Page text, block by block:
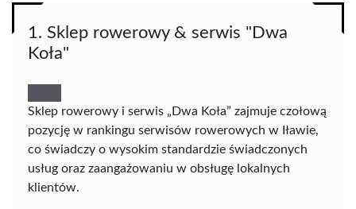
1. Sklep rowerowy & serwis "Dwa
Koła"
Sklep rowerowy i serwis „Dwa Koła” zajmuje czołową
pozycję w rankingu serwisów rowerowych w Iławie,
co świadczy o wysokim standardzie świadczonych
usług oraz zaangażowaniu w obsługę lokalnych
klientów.